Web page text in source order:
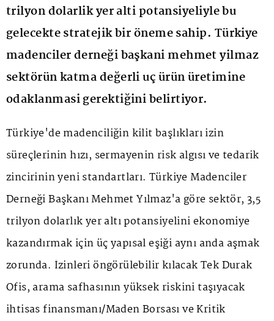
trilyon dolarlik yer alti potansiyeliyle bu
gelecekte stratejik bir öneme sahip. Türkiye
madenciler derneği başkani mehmet yilmaz
sektörün katma değerli uç ürün üretimine
odaklanmasi gerektiğini belirtiyor.
Türkiye'de madenciliğin kilit başlıkları izin
süreçlerinin hızı, sermayenin risk algısı ve tedarik
zincirinin yeni standartları. Türkiye Madenciler
Derneği Başkanı Mehmet Yılmaz'a göre sektör, 3,5
trilyon dolarlık yer altı potansiyelini ekonomiye
kazandırmak için üç yapısal eşiği aynı anda aşmak
zorunda. İzinleri öngörülebilir kılacak Tek Durak
Ofis, arama safhasının yüksek riskini taşıyacak
ihtisas finansmanı/Maden Borsası ve Kritik